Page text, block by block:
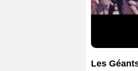
Les